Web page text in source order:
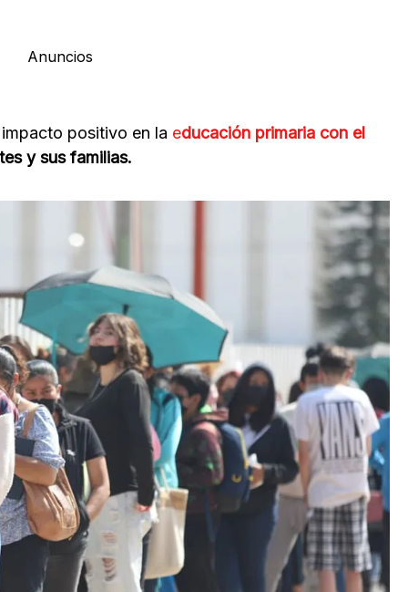
Anuncios
positivo en la educación primaria con el
y sus familias.